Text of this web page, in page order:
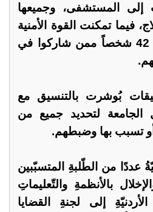
المستشفى، وجميعها
فيما تمكنت القوة الأمنية
من إلقاء القبض على 42 شخصاً ممن شاركوا في
بُوشرت بالتنسيق مع
الجامعة لتحديد جميع من
تسبب بها وضبطهم.
عددًا من الطّلبةِ المتسبّبين
بالأنظمةِ والتّعليماتِ
إلى لجنةِ القضايا